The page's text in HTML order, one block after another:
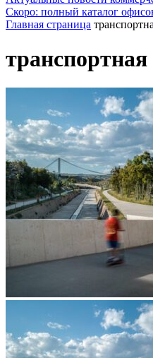
Скоро: полный каталог
Главная страница